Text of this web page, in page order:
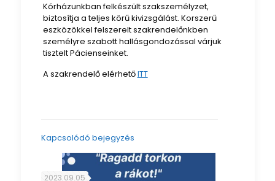
Kórházunkban felkészült szakszemélyzet,
biztosítja a teljes körű kivizsgálást. Korszerű
eszközökkel felszerelt szakrendelőnkben
személyre szabott hallásgondozással várjuk
tisztelt Pácienseinket.
A szakrendelő elérhetőITT
Kapcsolódó bejegyzés
2023.09.05